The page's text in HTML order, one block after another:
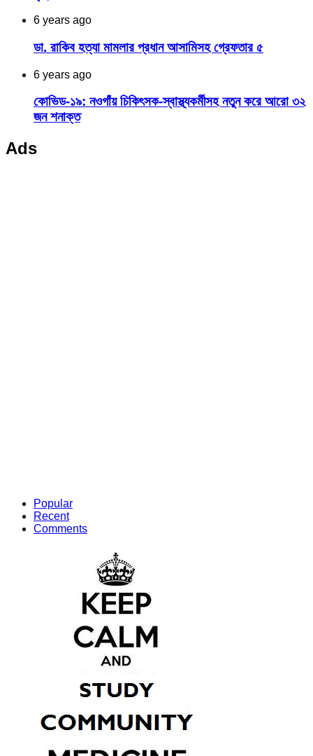
6 years ago
ডা. রাকিব হত্যা মামলার প্রধান আসামিসহ গ্রেফতার ৫
6 years ago
কোভিড-১৯: নওগাঁয় চিকিৎসক-স্বাস্থ্যকর্মীসহ নতুন করে আরো ৩২
জন শনাক্ত
Ads
Popular
Recent
Comments